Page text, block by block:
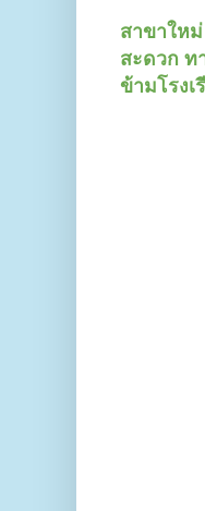
สาขาให
สะดวก ท
ข้ามโรง